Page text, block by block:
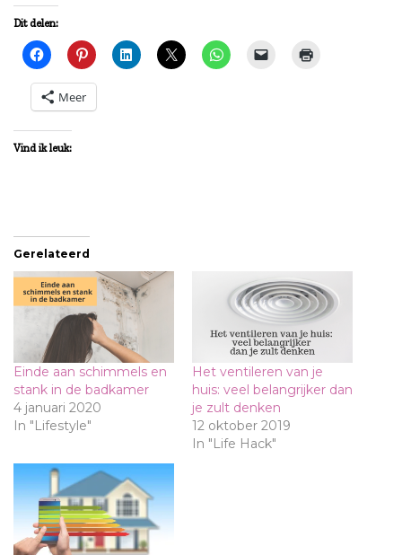
Dit delen:
Meer
Vind ik leuk:
Gerelateerd
Einde aan schimmels en
stank in de badkamer
4 januari 2020
In "Lifestyle"
Het ventileren van je
huis: veel belangrijker dan
je zult denken
12 oktober 2019
In "Life Hack"